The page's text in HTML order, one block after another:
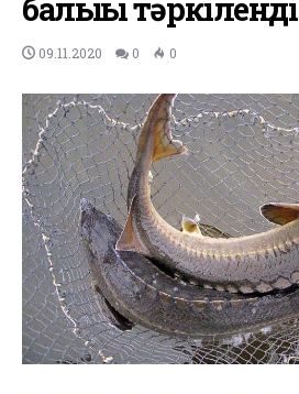
балығы тәркіленді
09.11.2020 0 0